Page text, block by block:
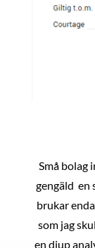
Små bolag
gengäld en
brukar
som jag
en djup